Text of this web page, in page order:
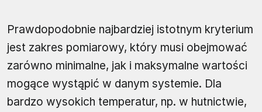
Prawdopodobnie najbardziej istotnym kryterium
jest zakres pomiarowy, który musi obejmować
zarówno minimalne, jak i maksymalne wartości
mogące wystąpić w danym systemie. Dla
bardzo wysokich temperatur, np. w hutnictwie,